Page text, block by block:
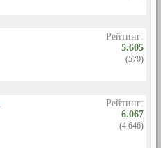
Рейтинг:
5.605
(570)
Рейтинг:
6.067
(4 646)